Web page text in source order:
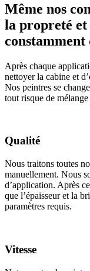
Même nos
la propreté
constamment
Après chaque
nettoyer la cabine et
Nos peintres se
tout risque de
Qualité
Nous traitons toutes
manuellement. Nous
d’application. Après
que l’épaisseur et la
paramètres requis.
Vitesse